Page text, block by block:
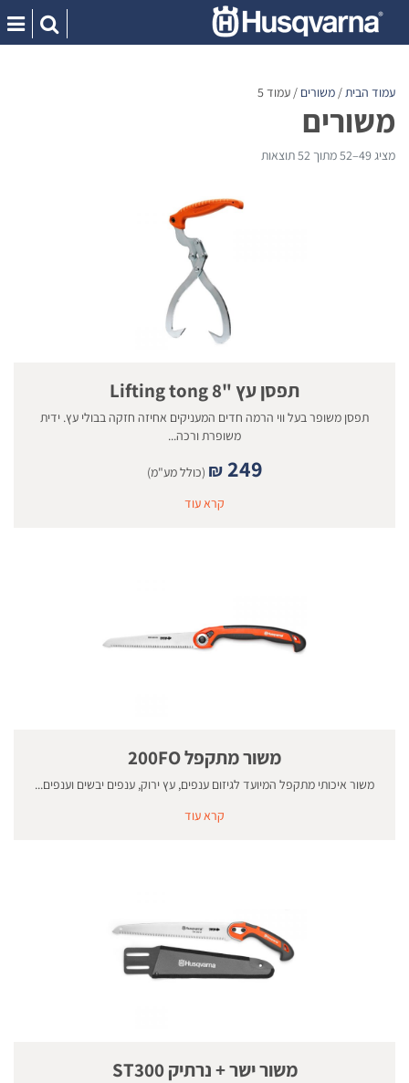
content
עמוד הבית/ משורים / עמוד 5
משורים
מציג 49–52 מתוך 52 תוצאות
תפסן עץ "8 Lifting tong
תפסן משופר בעל ווי הרמה חדים המעניקים אחיזה חזקה בבולי עץ. ידית
משופרת ורכה...
₪ 249
(כולל מע"מ)
קרא עוד
משור מתקפל 200FO
משור איכותי מתקפל המיועד לגיזום ענפים, עץ ירוק, ענפים יבשים וענפים...
קרא עוד
משור ישר + נרתיק ST300